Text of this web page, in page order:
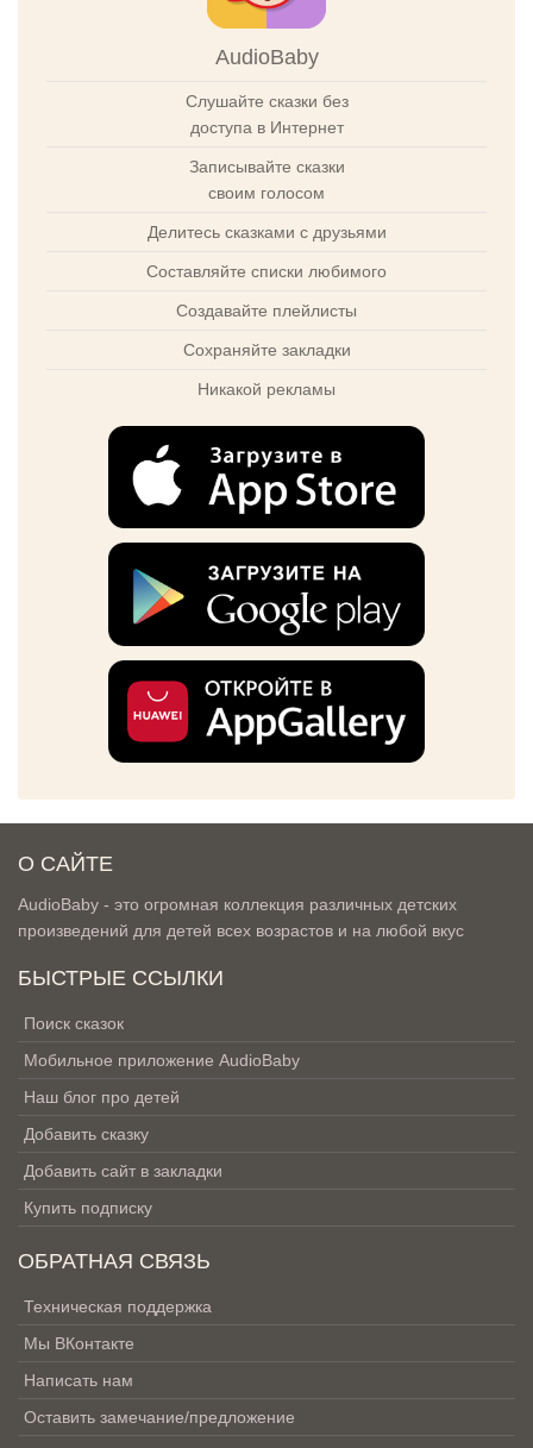
AudioBaby
Слушайте сказки без
доступа в Интернет
Записывайте сказки
своим голосом
Делитесь сказками с друзьями
Составляйте списки любимого
Создавайте плейлисты
Сохраняйте закладки
Никакой рекламы
О САЙТЕ
AudioBaby - это огромная коллекция различных детских
произведений для детей всех возрастов и на любой вкус
БЫСТРЫЕ ССЫЛКИ
Поиск сказок
Мобильное приложение AudioBaby
Наш блог про детей
Добавить сказку
Добавить сайт в закладки
Купить подписку
ОБРАТНАЯ СВЯЗЬ
Техническая поддержка
Мы ВКонтакте
Написать нам
Оставить замечание/предложение